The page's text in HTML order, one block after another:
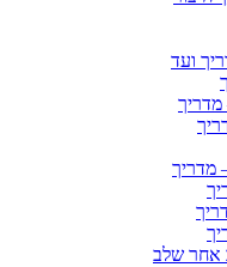
ועד
מדריך
אחר שלב